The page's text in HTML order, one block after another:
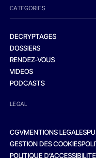
CATEGORIES
DECRYPTAGES
DOSSIERS
RENDEZ-VOUS
VIDEOS
PODCASTS
LEGAL
CGVMENTIONS LEGALES
GESTION DES COOKIES
POLITIQUE D’ACCESSIBILITE